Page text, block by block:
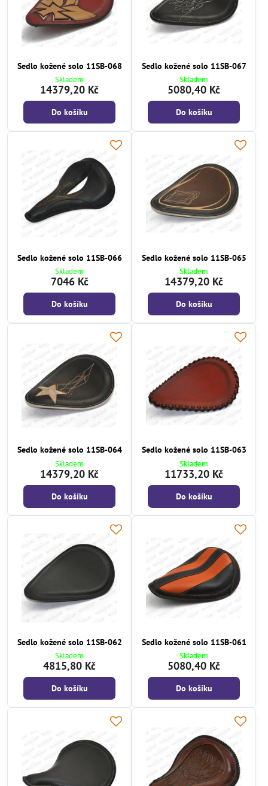
Sedlo kožené solo 11SB-068
Skladem
14379,20 Kč
Do košíku
Sedlo kožené solo 11SB-067
Skladem
5080,40 Kč
Do košíku
Sedlo kožené solo 11SB-066
Skladem
7046 Kč
Do košíku
Sedlo kožené solo 11SB-065
Skladem
14379,20 Kč
Do košíku
Sedlo kožené solo 11SB-064
Skladem
14379,20 Kč
Do košíku
Sedlo kožené solo 11SB-063
Skladem
11733,20 Kč
Do košíku
Sedlo kožené solo 11SB-062
Skladem
4815,80 Kč
Do košíku
Sedlo kožené solo 11SB-061
Skladem
5080,40 Kč
Do košíku